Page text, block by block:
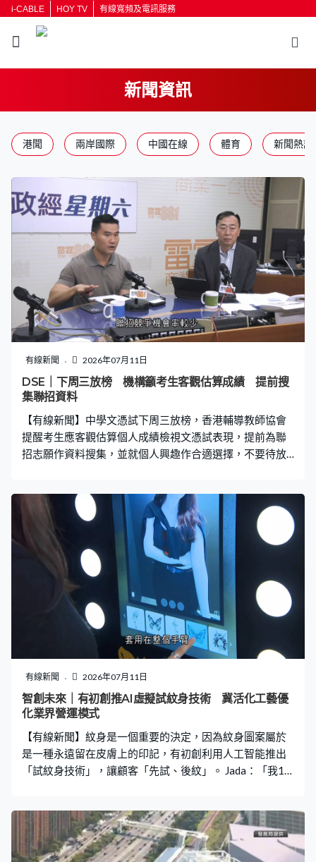
i-CABLE HOY TV 有線寬頻及電訊服務
新聞資訊
港聞 兩岸國際 中國在線 體育 新聞熱話
有線新聞 2026年07月11日
DSE｜下周三放榜 機構籲考生客觀估算成績 提前搜
集聯招資料
【有線新聞】中學文憑試下周三放榜，香港輔導教師協會
提醒考生應客觀估算個人成績檢視文憑試表現，提前為聯
招志願作資料搜集，並就個人興趣作合適選擇，不要待放
程選擇哪個做後備方案。其實提早準備分析，甚至和家人
心平氣和討論方案，總比當天收到成績單心情可能忙亂或
者太興奮，大家都很多情緒時才處理資訊性問題，事前準
備會幫助他們多很多。」
有線新聞 2026年07月11日
智創未來｜有初創推AI虛擬試紋身技術 冀活化工藝優
化業界營運模式
【有線新聞】紋身是一個重要的決定，因為紋身圖案屬於
是一種永遠留在皮膚上的印記，有初創利用人工智能推出
「試紋身技術」，讓顧客「先試、後紋」。 Jada：「我18
身藝術特別有興趣，她這天去到這間紋身店，嘗試這項試
紋身技術，可以在決定紋身前先預覽效果。Jada：「其實
是拍了照片之後，在照片上的你套用紋身，它就會自動用